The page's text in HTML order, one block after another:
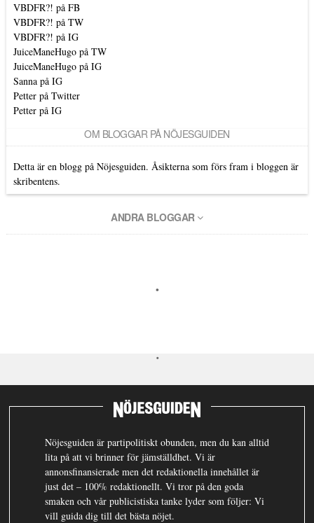
VBDFR?! på FB
VBDFR?! på TW
VBDFR?! på IG
JuiceManeHugo på TW
JuiceManeHugo på IG
Sanna på IG
Petter på Twitter
Petter på IG
OM BLOGGAR PÅ NÖJESGUIDEN
Detta är en blogg på Nöjesguiden. Åsikterna som förs fram i bloggen är
skribentens.
ANDRA BLOGGAR
Nöjesguiden är partipolitiskt obunden, men du kan alltid
lita på att vi brinner för jämställdhet. Vi är
annonsfinansierade men det redaktionella innehållet är
just det – 100% redaktionellt. Vi tror på den goda
smaken och vår publicistiska tanke lyder som följer: Vi
vill guida dig till det bästa nöjet.